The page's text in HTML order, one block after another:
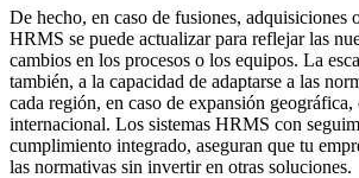
De hecho, en caso de fusiones, adquisiciones
HRMS se puede actualizar para reflejar las
cambios en los procesos o los equipos. La
también, a la capacidad de adaptarse a las
cada región, en caso de expansión geográfica,
internacional. Los sistemas HRMS con
cumplimiento integrado, aseguran que tu
las normativas sin invertir en otras soluciones.